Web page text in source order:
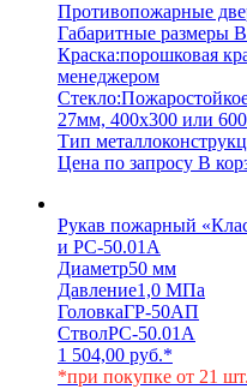
Противопожарные
Габаритные размеры
Краска:порошковая
менеджером
Стекло:
27мм, 400х300 или
Тип
Цена по запросу В
Рукав пожарный
и РС-50.01А
Диаметр50 мм
Давление1,0 МПа
ГоловкаГР-50АП
СтволРС-50.01А
1 504,00 руб.*
*при покупке от 21 шт.